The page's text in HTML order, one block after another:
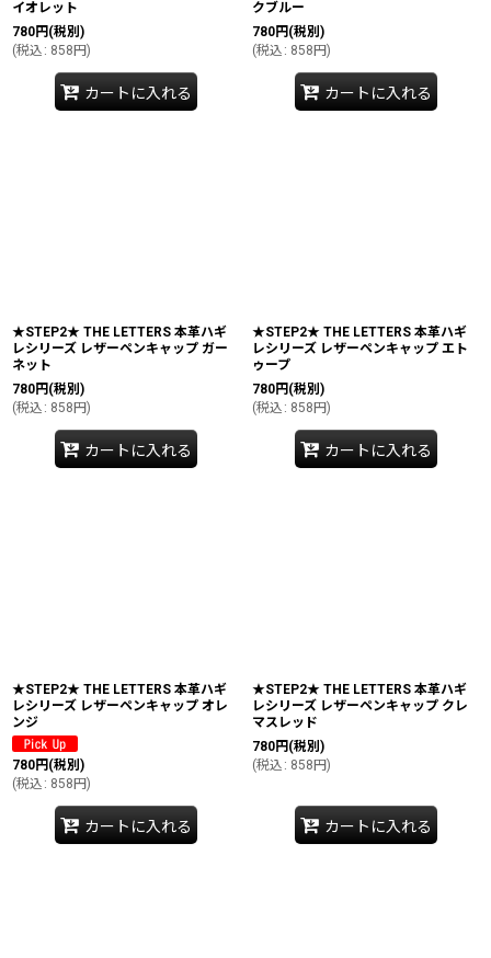
イオレット
780円 (税別)
(税込 : 858 円)
カートに入れる
クブルー
780円 (税別)
(税込 : 858 円)
カートに入れる
★STEP2★ THE LETTERS 本革ハギ
レシリーズ レザーペンキャップ ガー
ネット
780円 (税別)
(税込 : 858 円)
カートに入れる
★STEP2★ THE LETTERS 本革ハギ
レシリーズ レザーペンキャップ エト
ゥープ
780円 (税別)
(税込 : 858 円)
カートに入れる
★STEP2★ THE LETTERS 本革ハギ
レシリーズ レザーペンキャップ オレ
ンジ
780円 (税別)
(税込 : 858 円)
カートに入れる
★STEP2★ THE LETTERS 本革ハギ
レシリーズ レザーペンキャップ クレ
マスレッド
780円 (税別)
(税込 : 858 円)
カートに入れる